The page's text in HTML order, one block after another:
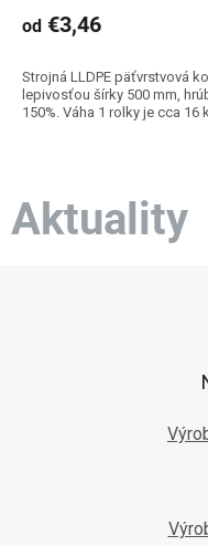
od €3,46
Strojná LLDPE päťvrstvová
lepivosťou šírky 500 mm,
150%. Váha 1 rolky je cca 16
Aktuality